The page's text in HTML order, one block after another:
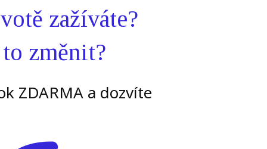
zažíváte?
změnit?
ZDARMA a dozvíte